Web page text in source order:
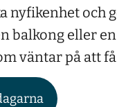
nyfikenhet och
balkong eller
väntar på att